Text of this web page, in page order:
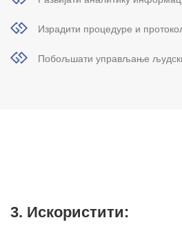
Израдити процедуре и
Побољшати управљање
3. Искористити: